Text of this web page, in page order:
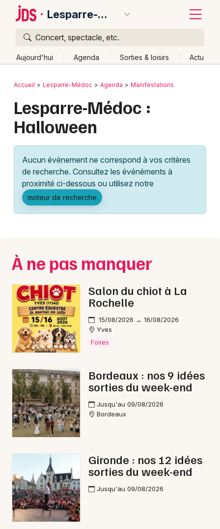
Lesparre-Médoc
Concert, spectacle, etc.
Aujourd'hui Agenda Sorties & loisirs Actu
Publier un événement
Grands événements
Activité & Expérience
Manifestations
Foires & salons
Concerts
Sports
Soirées
Sorties famille
Sorties & loisirs
Halloween en Gironde
Halloween en Aquitaine
Halloween en Nouvelle-Aquitaine
Newsletter des sorties
Bordeaux
Colmar
Lille
Lyon
Marseille
Mulhouse
Nice
Paris
Strasbourg
Toulouse
Toutes les villes
Retour
Accueil Lesparre-Médoc Agenda Manifestations
Lesparre-Médoc :
Halloween
Aucun événement ne correspond à vos critères
de recherche. Consultez les événéments à
proximité ci-dessous ou utilisez notre
moteur de recherche
À ne pas manquer
Salon du chiot à La
Rochelle
15/08/2026 → 16/08/2026
Yves
Foires
Bordeaux : nos 9 idées
sorties du week-end
Jusqu'au 09/08/2026
Bordeaux
Gironde : nos 12 idées
sorties du week-end
Jusqu'au 09/08/2026
Quoi ?
Où ?
Partout
Près de moi Changer de lieu
Quand ?
Aujourd'hui
Demain Ce week-end Autre